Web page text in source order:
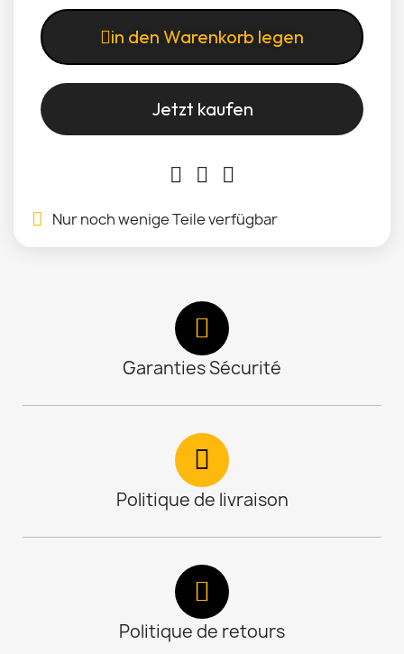
in den Warenkorb legen
Jetzt kaufen
Nur noch wenige Teile verfügbar
Garanties Sécurité
Politique de livraison
Politique de retours